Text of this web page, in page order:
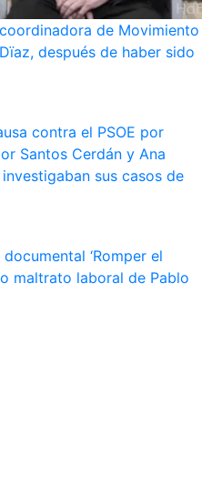
de Movimiento
después de haber sido
contra el PSOE por
Santos Cerdán y Ana
sus casos de
‘Romper el
maltrato laboral de Pablo